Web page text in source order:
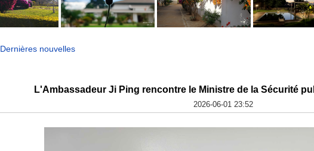
Dernières nouvelles
L'Ambassadeur Ji Ping rencontre le Ministre de la Sécurité
2026-06-01 23:52